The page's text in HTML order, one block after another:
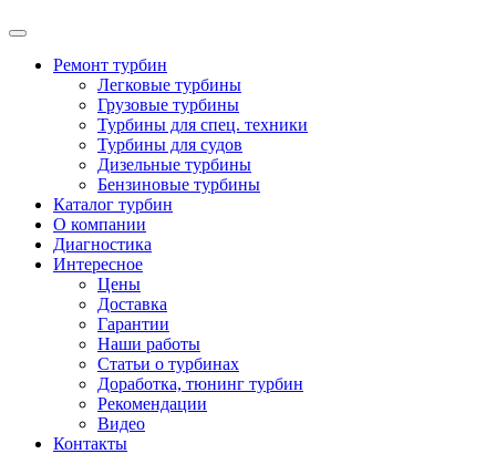
Ремонт турбин
Легковые турбины
Грузовые турбины
Турбины для спец. техники
Турбины для судов
Дизельные турбины
Бензиновые турбины
Каталог турбин
О компании
Диагностика
Интересное
Цены
Доставка
Гарантии
Наши работы
Статьи о турбинах
Доработка, тюнинг турбин
Рекомендации
Видео
Контакты